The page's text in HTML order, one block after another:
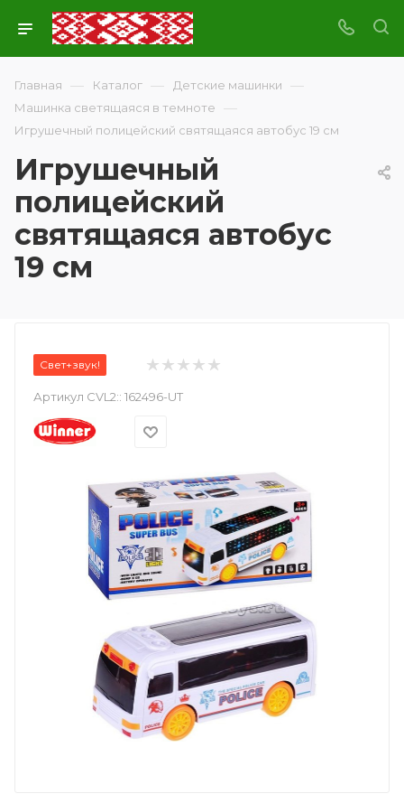
Главная — Каталог — Детские машинки —
Машинка светящаяся в темноте —
Игрушечный полицейский святящаяся автобус 19 см
Игрушечный
полицейский
святящаяся автобус
19 см
Свет+звук!
Артикул CVL2:: 162496-UT